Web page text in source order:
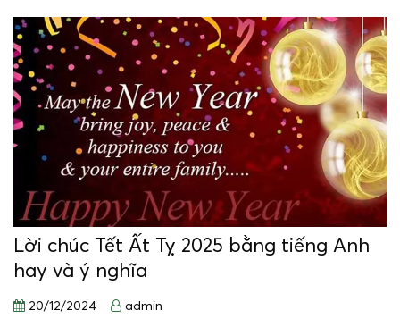
Lời chúc Tết Ất Tỵ 2025 bằng tiếng Anh
hay và ý nghĩa
20/12/2024 admin